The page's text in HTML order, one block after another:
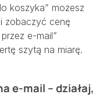
koszyka” możesz
zobaczyć cenę
e-mail”
szytą na miarę.
e-mail – działaj,